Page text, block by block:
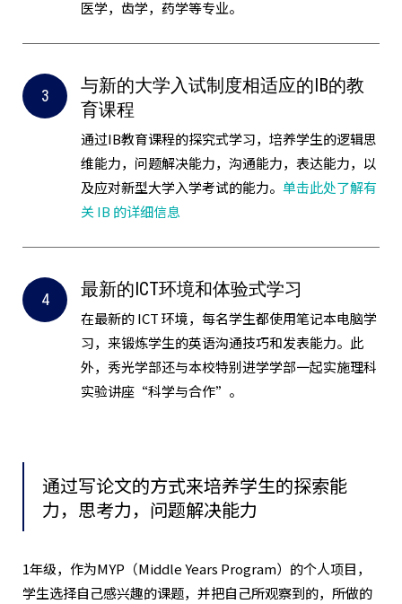
医学，齿学，药学等专业。
与新的大学入试制度相适应的IB的教
育课程
通过IB教育课程的探究式学习，培养学生的逻辑思
维能力，问题解决能力，沟通能力，表达能力，以
及应对新型大学入学考试的能力。单击此处了解有
关 IB 的详细信息
最新的ICT环境和体验式学习
在最新的 ICT 环境，每名学生都使用笔记本电脑学
习，来锻炼学生的英语沟通技巧和发表能力。此
外，秀光学部还与本校特别进学学部一起实施理科
实验讲座“科学与合作”。
通过写论文的方式来培养学生的探索能
力，思考力，问题解决能力
1年级，作为MYP（Middle Years Program）的个人项目，
学生选择自己感兴趣的课题，并把自己所观察到的，所做的